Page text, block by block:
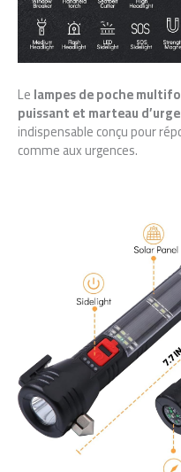
Lelampes de poche
puissant et marteau
indispensable conçu pour
comme aux urgences.